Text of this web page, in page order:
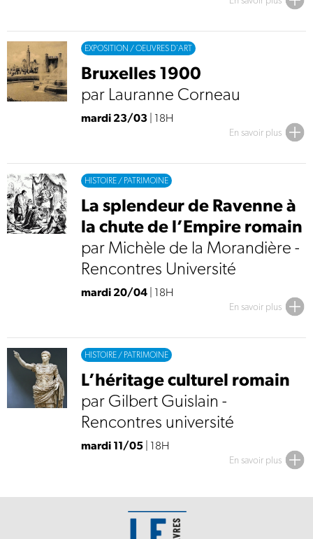
EXPOSITION / OEUVRES D'ART
Bruxelles 1900
par Lauranne Corneau
mardi 23/03 | 18H
En savoir plus
HISTOIRE / PATRIMOINE
La splendeur de Ravenne à
la chute de l’Empire romain
par Michèle de la Morandière -
Rencontres Université
mardi 20/04| 18H
En savoir plus
HISTOIRE / PATRIMOINE
L’héritage culturel romain
par Gilbert Guislain -
Rencontres université
mardi 11/05| 18H
En savoir plus